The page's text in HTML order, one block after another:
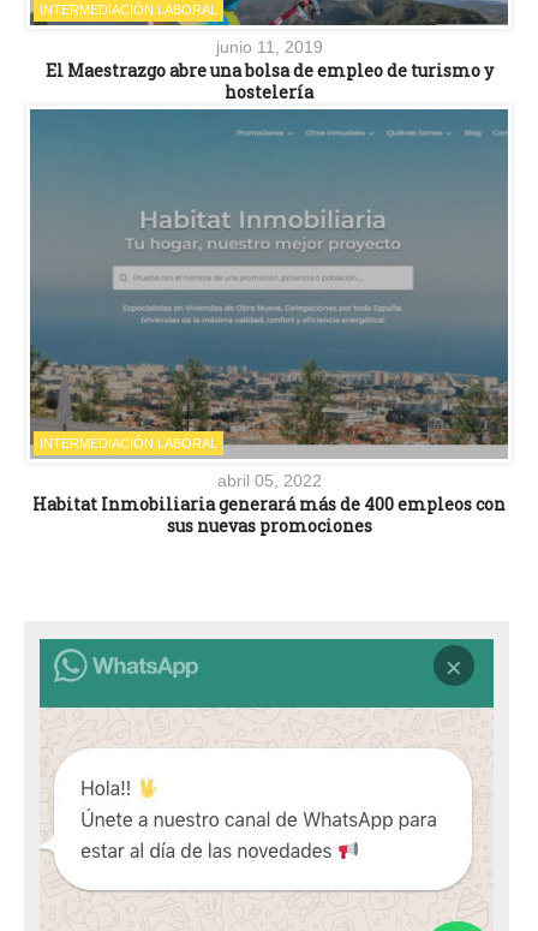
INTERMEDIACIÓN LABORAL
junio 11, 2019
El Maestrazgo abre una bolsa de empleo de turismo y
hostelería
INTERMEDIACIÓN LABORAL
abril 05, 2022
Habitat Inmobiliaria generará más de 400 empleos con
sus nuevas promociones